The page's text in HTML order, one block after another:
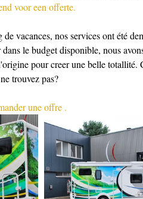
voor een offerte.
de vacances, nos services ont été
le budget disponible, nous
pour creer une belle totallité.
trouvez pas?
une offre .